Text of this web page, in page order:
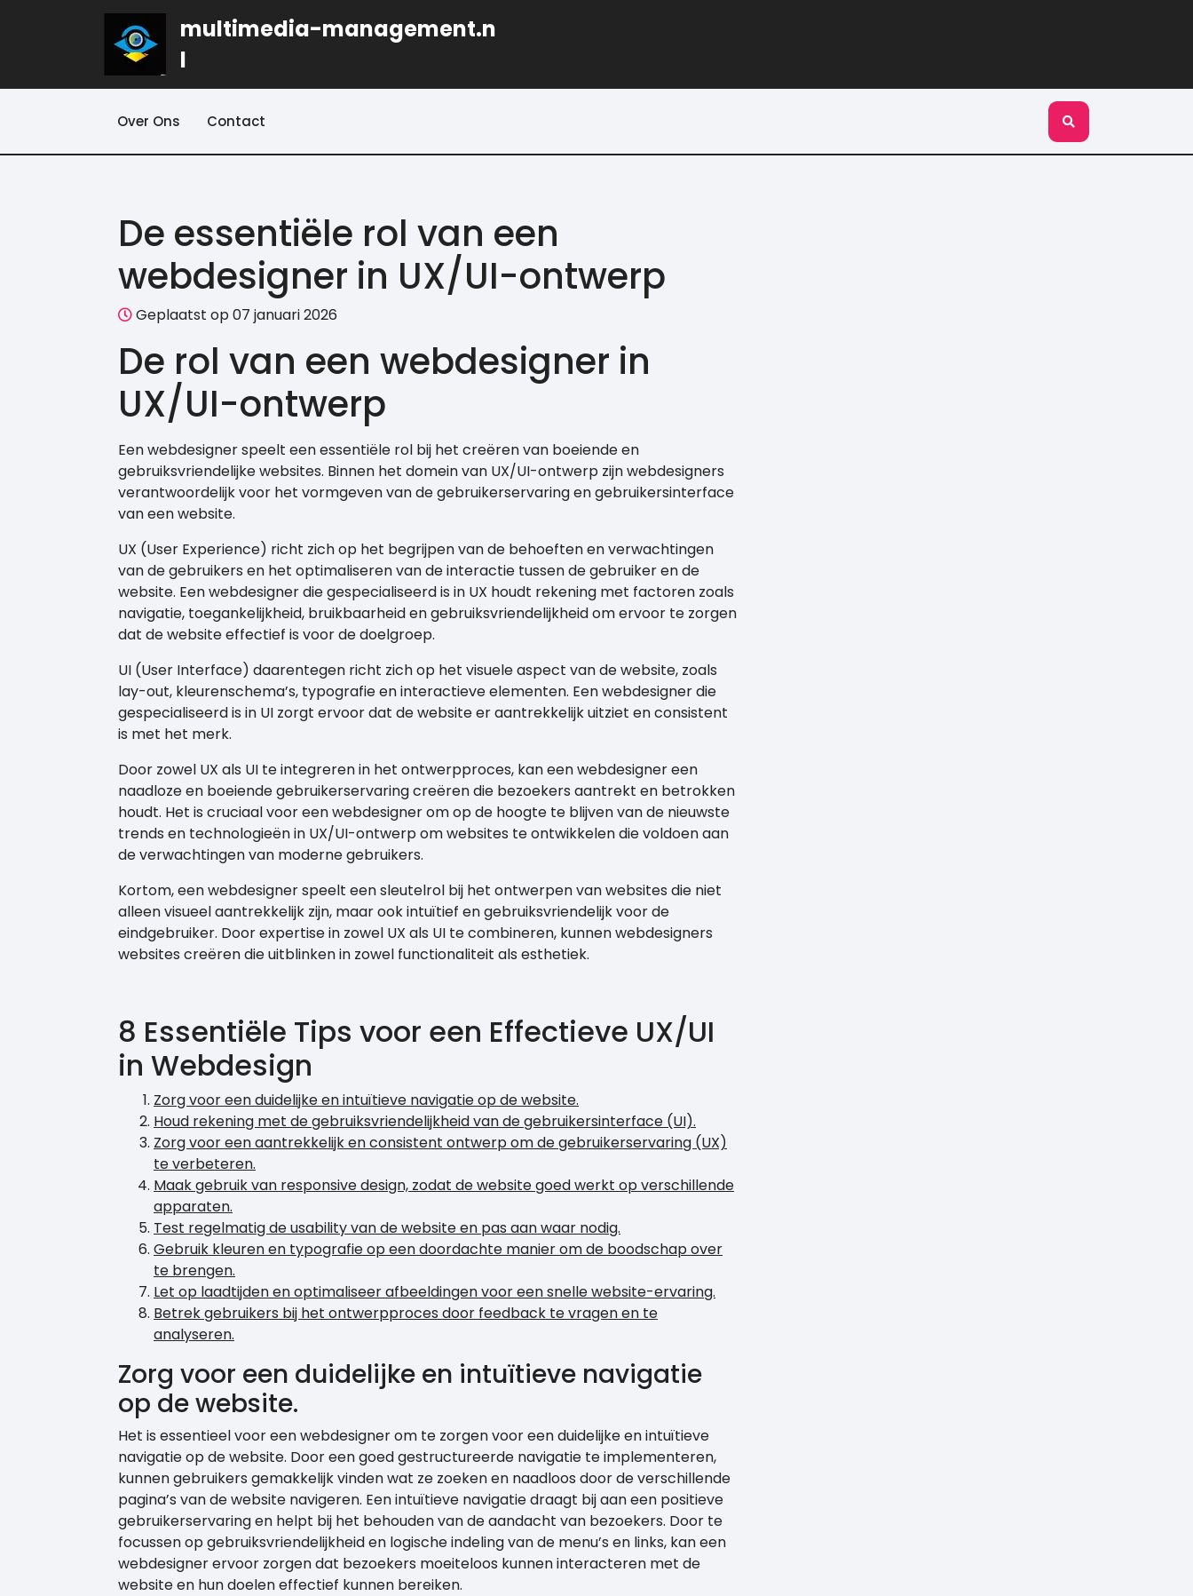
multimedia-management.n
l
Over Ons Contact
De essentiële rol van een
webdesigner in UX/UI-ontwerp
Geplaatst op 07 januari 2026
De rol van een webdesigner in
UX/UI-ontwerp
Een webdesigner speelt een essentiële rol bij het creëren van boeiende en
gebruiksvriendelijke websites. Binnen het domein van UX/UI-ontwerp zijn webdesigners
verantwoordelijk voor het vormgeven van de gebruikerservaring en gebruikersinterface
van een website.
UX (User Experience) richt zich op het begrijpen van de behoeften en verwachtingen
van de gebruikers en het optimaliseren van de interactie tussen de gebruiker en de
website. Een webdesigner die gespecialiseerd is in UX houdt rekening met factoren zoals
navigatie, toegankelijkheid, bruikbaarheid en gebruiksvriendelijkheid om ervoor te zorgen
dat de website effectief is voor de doelgroep.
UI (User Interface) daarentegen richt zich op het visuele aspect van de website, zoals
lay-out, kleurenschema’s, typografie en interactieve elementen. Een webdesigner die
gespecialiseerd is in UI zorgt ervoor dat de website er aantrekkelijk uitziet en consistent
is met het merk.
Door zowel UX als UI te integreren in het ontwerpproces, kan een webdesigner een
naadloze en boeiende gebruikerservaring creëren die bezoekers aantrekt en betrokken
houdt. Het is cruciaal voor een webdesigner om op de hoogte te blijven van de nieuwste
trends en technologieën in UX/UI-ontwerp om websites te ontwikkelen die voldoen aan
de verwachtingen van moderne gebruikers.
Kortom, een webdesigner speelt een sleutelrol bij het ontwerpen van websites die niet
alleen visueel aantrekkelijk zijn, maar ook intuïtief en gebruiksvriendelijk voor de
eindgebruiker. Door expertise in zowel UX als UI te combineren, kunnen webdesigners
websites creëren die uitblinken in zowel functionaliteit als esthetiek.
8 Essentiële Tips voor een Effectieve UX/UI
in Webdesign
Zorg voor een duidelijke en intuïtieve navigatie op de website.
Houd rekening met de gebruiksvriendelijkheid van de gebruikersinterface (UI).
Zorg voor een aantrekkelijk en consistent ontwerp om de gebruikerservaring (UX)
te verbeteren.
Maak gebruik van responsive design, zodat de website goed werkt op verschillende
apparaten.
Test regelmatig de usability van de website en pas aan waar nodig.
Gebruik kleuren en typografie op een doordachte manier om de boodschap over
te brengen.
Let op laadtijden en optimaliseer afbeeldingen voor een snelle website-ervaring.
Betrek gebruikers bij het ontwerpproces door feedback te vragen en te
analyseren.
Zorg voor een duidelijke en intuïtieve navigatie
op de website.
Het is essentieel voor een webdesigner om te zorgen voor een duidelijke en intuïtieve
navigatie op de website. Door een goed gestructureerde navigatie te implementeren,
kunnen gebruikers gemakkelijk vinden wat ze zoeken en naadloos door de verschillende
pagina’s van de website navigeren. Een intuïtieve navigatie draagt bij aan een positieve
gebruikerservaring en helpt bij het behouden van de aandacht van bezoekers. Door te
focussen op gebruiksvriendelijkheid en logische indeling van de menu’s en links, kan een
webdesigner ervoor zorgen dat bezoekers moeiteloos kunnen interacteren met de
website en hun doelen effectief kunnen bereiken.